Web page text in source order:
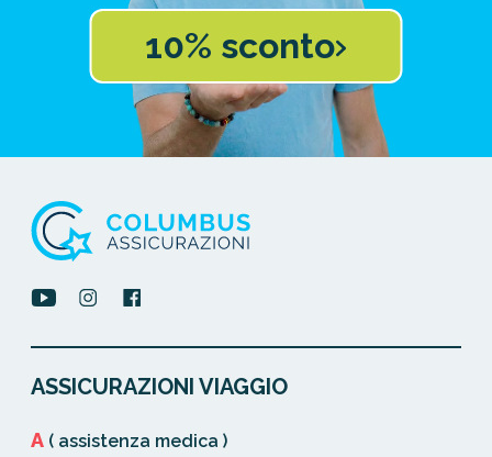
10% sconto
ASSICURAZIONI VIAGGIO
A ( assistenza medica )